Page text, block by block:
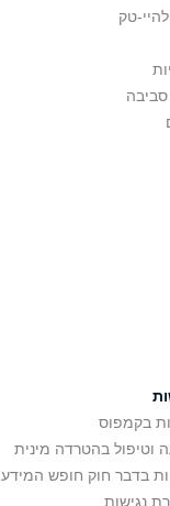
טק
בקמפוס
וטיפול בהטרדה מינית
בדבר חוק חופש המידע
נגישות